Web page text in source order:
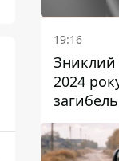
19:16
Зниклий
2024